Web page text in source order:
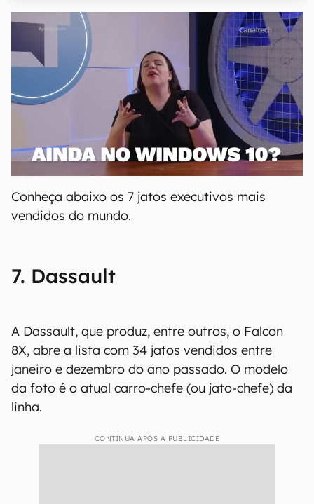
Conheça abaixo os 7 jatos executivos mais
vendidos do mundo.
7. Dassault
A Dassault, que produz, entre outros, o Falcon
8X, abre a lista com 34 jatos vendidos entre
janeiro e dezembro do ano passado. O modelo
da foto é o atual carro-chefe (ou jato-chefe) da
linha.
CONTINUA APÓS A PUBLICIDADE